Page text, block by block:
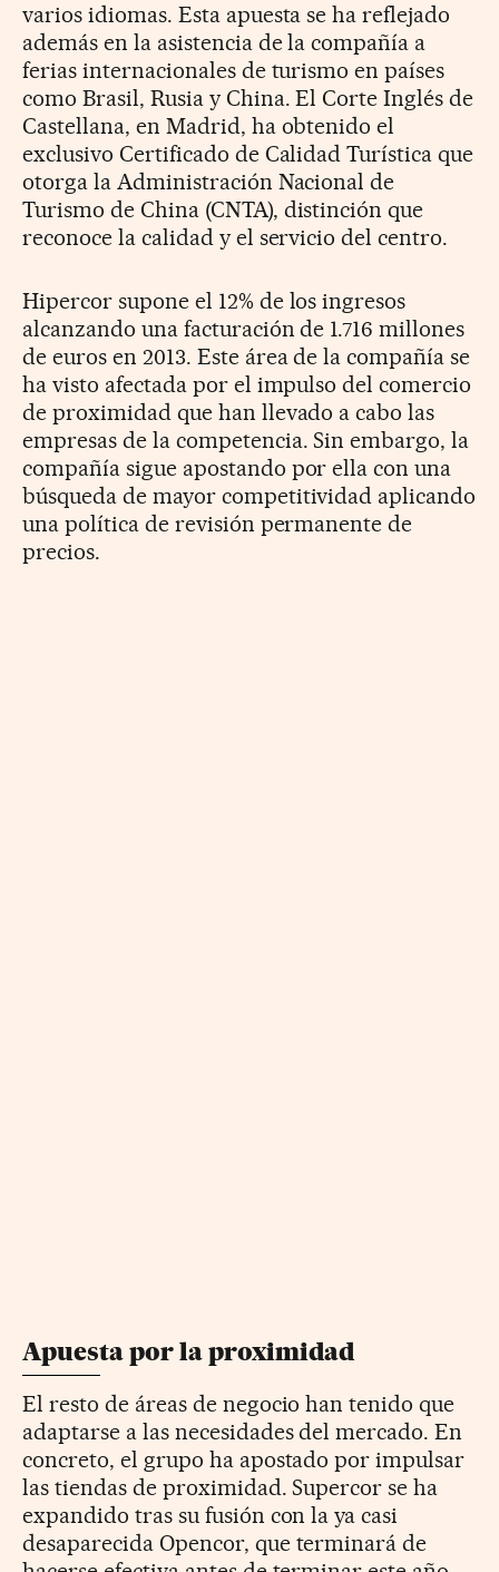
varios idiomas. Esta apuesta se ha reflejado
además en la asistencia de la compañía a
ferias internacionales de turismo en países
como Brasil, Rusia y China. El Corte Inglés de
Castellana, en Madrid, ha obtenido el
exclusivo Certificado de Calidad Turística que
otorga la Administración Nacional de
Turismo de China (CNTA), distinción que
reconoce la calidad y el servicio del centro.
Hipercor supone el 12% de los ingresos
alcanzando una facturación de 1.716 millones
de euros en 2013. Este área de la compañía se
ha visto afectada por el impulso del comercio
de proximidad que han llevado a cabo las
empresas de la competencia. Sin embargo, la
compañía sigue apostando por ella con una
búsqueda de mayor competitividad aplicando
una política de revisión permanente de
precios.
Apuesta por la proximidad
El resto de áreas de negocio han tenido que
adaptarse a las necesidades del mercado. En
concreto, el grupo ha apostado por impulsar
las tiendas de proximidad. Supercor se ha
expandido tras su fusión con la ya casi
desaparecida Opencor, que terminará de